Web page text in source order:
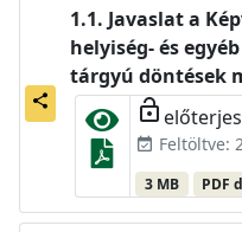
share
Javaslat a
helyiség- és
tárgyú döntések
lock_open
event_available Feltöltve:
3 MB PDF